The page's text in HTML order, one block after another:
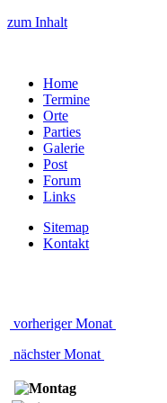
zum Inhalt
Home
Termine
Orte
Parties
Galerie
Post
Forum
Links
Sitemap
Kontakt
vorheriger Monat
nächster Monat